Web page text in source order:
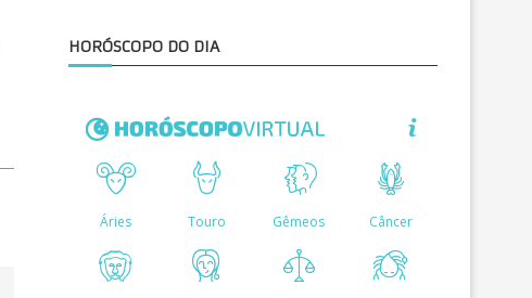
HORÓSCOPO DO DIA